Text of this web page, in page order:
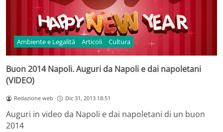
Ambiente e Legalità Articoli Cultura
Buon 2014 Napoli. Auguri da Napoli e dai napoletani
(VIDEO)
Redazione web Dic 31, 2013 18:51
Auguri in video da Napoli e dai napoletani di un buon
2014